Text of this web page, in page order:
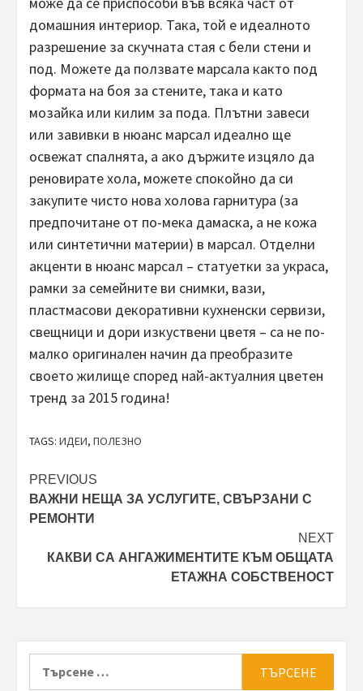
домашния интериор. Така, той е идеалното
разрешение за скучната стая с бели стени и
под. Можете да ползвате марсала както под
формата на боя за стените, така и като
мозайка или килим за пода. Плътни завеси
или завивки в нюанс марсал идеално ще
освежат спалнята, а ако държите изцяло да
реновирате хола, можете спокойно да си
закупите чисто нова холова гарнитура (за
предпочитане от по-мека дамаска, а не кожа
или синтетични материи) в марсал. Отделни
акценти в нюанс марсал – статуетки за украса,
рамки за семейните ви снимки, вази,
пластмасови декоративни кухненски сервизи,
свещници и дори изкуствени цветя – са не по-
малко оригинален начин да преобразите
своето жилище според най-актуалния цветен
тренд за 2015 година!
TAGS: ИДЕИ, ПОЛЕЗНО
Post
navigation
PREVIOUS
ВАЖНИ НЕЩА ЗА УСЛУГИТЕ, СВЪРЗАНИ С
РЕМОНТИ
NEXT
КАКВИ СА АНГАЖИМЕНТИТЕ КЪМ ОБЩАТА
ЕТАЖНА СОБСТВЕНОСТ